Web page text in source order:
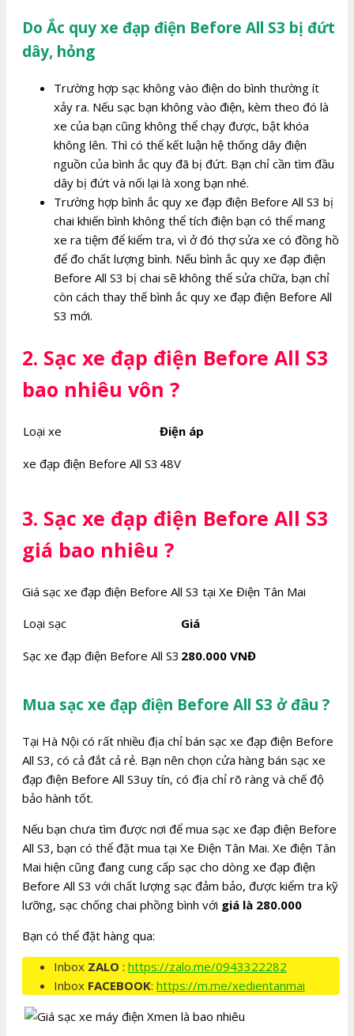
Do Ắc quy xe đạp điện Before All S3 bị đứt
dây, hỏng
Trường hợp sạc không vào điện do bình thường ít
xảy ra. Nếu sạc bạn không vào điện, kèm theo đó là
xe của bạn cũng không thể chạy được, bật khóa
không lên. Thì có thể kết luận hệ thống dây điện
nguồn của bình ắc quy đã bị đứt. Bạn chỉ cần tìm đầu
dây bị đứt và nối lại là xong bạn nhé.
Trường hợp bình ắc quy xe đạp điện Before All S3 bị
chai khiến bình không thể tích điện bạn có thể mang
xe ra tiệm để kiểm tra, vì ở đó thợ sửa xe có đồng hồ
để đo chất lượng bình. Nếu bình ắc quy xe đạp điện
Before All S3 bị chai sẽ không thể sửa chữa, bạn chỉ
còn cách thay thế bình ắc quy xe đạp điện Before All
S3 mới.
2. Sạc xe đạp điện Before All S3
bao nhiêu vôn ?
Loại xe Điện áp
xe đạp điện Before All S3 48V
3. Sạc xe đạp điện Before All S3
giá bao nhiêu ?
Giá sạc xe đạp điện Before All S3 tại Xe Điện Tân Mai
Loại sạc
Giá
Sạc xe đạp điện Before All S3 280.000 VNĐ
Mua sạc xe đạp điện Before All S3 ở đâu ?
Tại Hà Nội có rất nhiều địa chỉ bán sạc xe đạp điện Before
All S3, có cả đắt cả rẻ. Bạn nên chọn cửa hàng bán sạc xe
đạp điện Before All S3uy tín, có địa chỉ rõ ràng và chế độ
bảo hành tốt.
Nếu bạn chưa tìm được nơi để mua sạc xe đạp điện Before
All S3, bạn có thể đặt mua tại Xe Điện Tân Mai. Xe điện Tân
Mai hiện cũng đang cung cấp sạc cho dòng xe đạp điện
Before All S3 với chất lượng sạc đảm bảo, được kiểm tra kỹ
lưỡng, sạc chống chai phồng bình với giá là 280.000
Bạn có thể đặt hàng qua:
Inbox ZALO : https://zalo.me/0943322282
Inbox FACEBOOK: https://m.me/xedientanmai